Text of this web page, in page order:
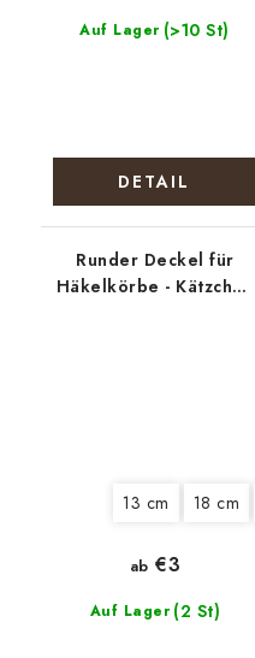
Auf Lager (>10 St)
DETAIL
Runder Deckel für
Häkelkörbe - Kätzchen
13 cm 18 cm
Auf Lager (2 St)
ab €3